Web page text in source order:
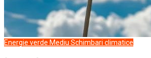
Energie verde Mediu Schimbari climatice